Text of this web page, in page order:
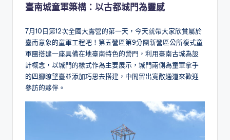
臺南城童軍築構：以古都城門為靈感
7月10日第12次全國大露營的第一天，今天就帶大家欣賞屬於
臺南意象的童軍工程吧！第五營區第9分團新營區公所複式童
軍團搭建一座具備在地臺南特色的營門，利用臺南古城為設
計概念，以城門的樣式作為主要展示，城門兩側為童軍拿手
的四腳瞭望臺並添加巧思去搭建，中間留出寬敞通道來歡迎
參訪的夥伴。